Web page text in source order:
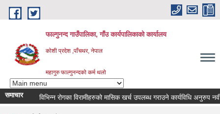
Skip to main content
फाल्गुनन्द गाउँपालिका, गाँउ कार्यपालिकाको कार्यालय
कोशी प्रदेश ,पाँचथर, नेपाल
महागुरु फाल्गुनन्दको कर्म थलो
समाचार विभिन्न रोगका विरामीहरुको मासिक खर्च उपलब्ध गराउने कार्यविधि अनुरुप